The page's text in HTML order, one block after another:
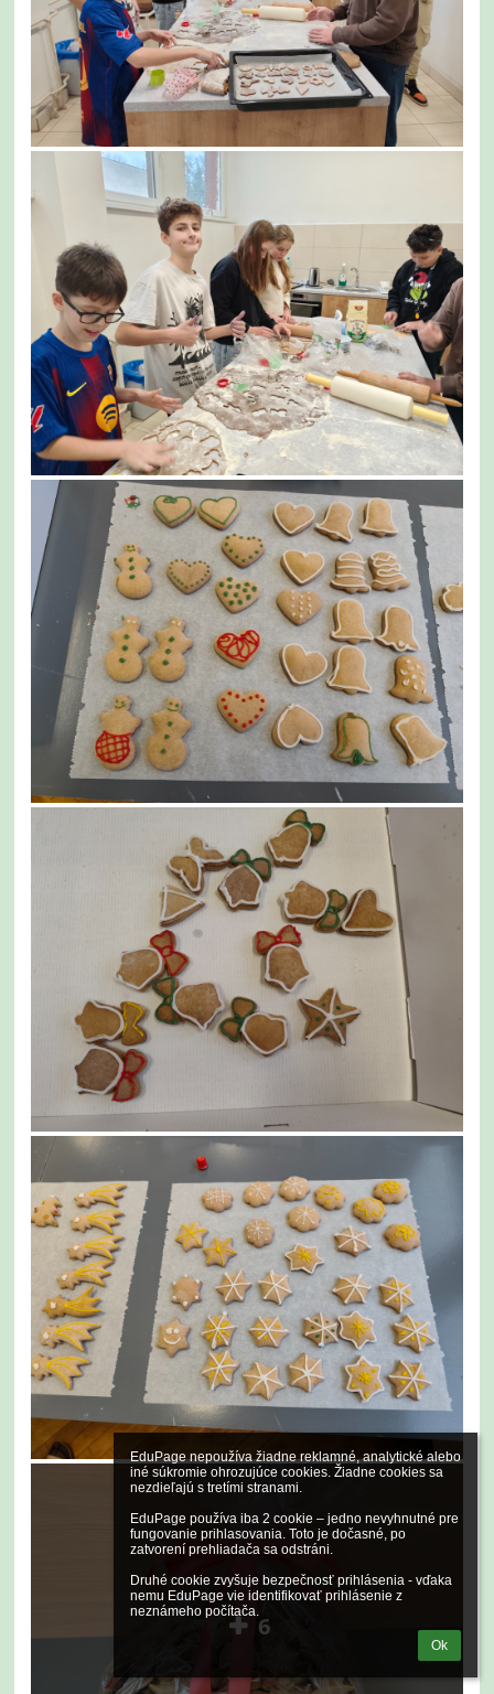
EduPage nepoužíva žiadne reklamné, analytické alebo
iné súkromie ohrozujúce cookies. Žiadne cookies sa
nezdieľajú s tretími stranami.
EduPage používa iba 2 cookie – jedno nevyhnutné pre
fungovanie prihlasovania. Toto je dočasné, po
zatvorení prehliadača sa odstráni.
Druhé cookie zvyšuje bezpečnosť prihlásenia - vďaka
nemu EduPage vie identifikovať prihlásenie z
neznámeho počítača.
Ok
6